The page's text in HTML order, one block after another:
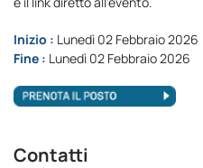
Inizio : Lunedì 02 Febbraio 2026
Fine : Lunedì 02 Febbraio 2026
Contatti